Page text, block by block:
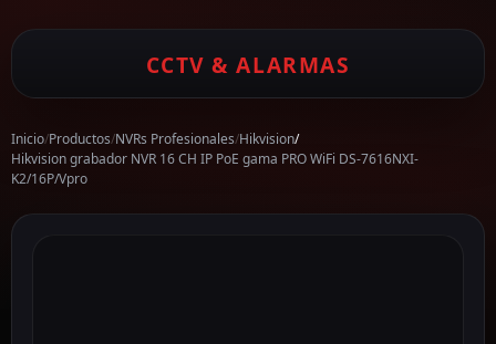
CCTV & ALARMAS
Inicio/Productos/NVRs Profesionales/Hikvision/
Hikvision grabador NVR 16 CH IP PoE gama PRO WiFi DS-7616NXI-
K2/16P/Vpro